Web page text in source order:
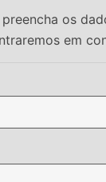
os
em